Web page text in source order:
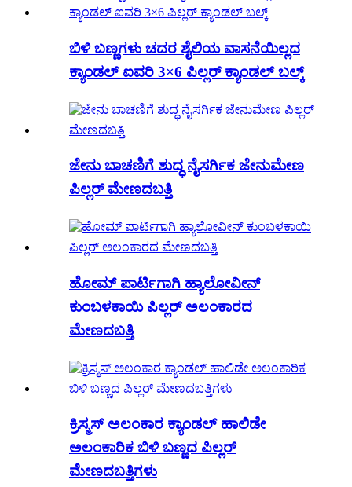
ಬಿಳಿ ಬಣ್ಣಗಳು ಚದರ ಶೈಲಿಯ ವಾಸನೆಯಿಲ್ಲದ
ಕ್ಯಾಂಡಲ್ ಐವರಿ 3×6 ಪಿಲ್ಲರ್ ಕ್ಯಾಂಡಲ್ ಬಲ್ಕ್
ಜೇನು ಬಾಚಣಿಗೆ ಶುದ್ಧ ನೈಸರ್ಗಿಕ ಜೇನುಮೇಣ
ಪಿಲ್ಲರ್ ಮೇಣದಬತ್ತಿ
ಹೋಮ್ ಪಾರ್ಟಿಗಾಗಿ ಹ್ಯಾಲೋವೀನ್
ಕುಂಬಳಕಾಯಿ ಪಿಲ್ಲರ್ ಅಲಂಕಾರದ
ಮೇಣದಬತ್ತಿ
ಕ್ರಿಸ್ಮಸ್ ಅಲಂಕಾರ ಕ್ಯಾಂಡಲ್ ಹಾಲಿಡೇ
ಅಲಂಕಾರಿಕ ಬಿಳಿ ಬಣ್ಣದ ಪಿಲ್ಲರ್
ಮೇಣದಬತ್ತಿಗಳು